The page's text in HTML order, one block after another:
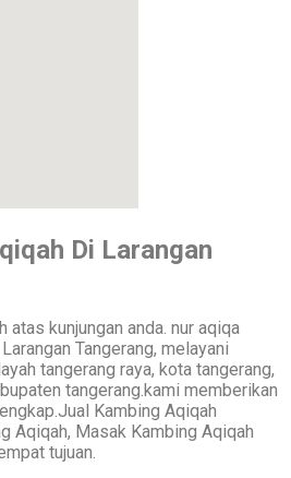
Di Larangan
atas kunjungan anda. nur aqiqa
Tangerang, melayani
tangerang raya, kota tangerang,
tangerang.kami memberikan
Kambing Aqiqah
Aqiqah, Masak Kambing Aqiqah
tujuan.